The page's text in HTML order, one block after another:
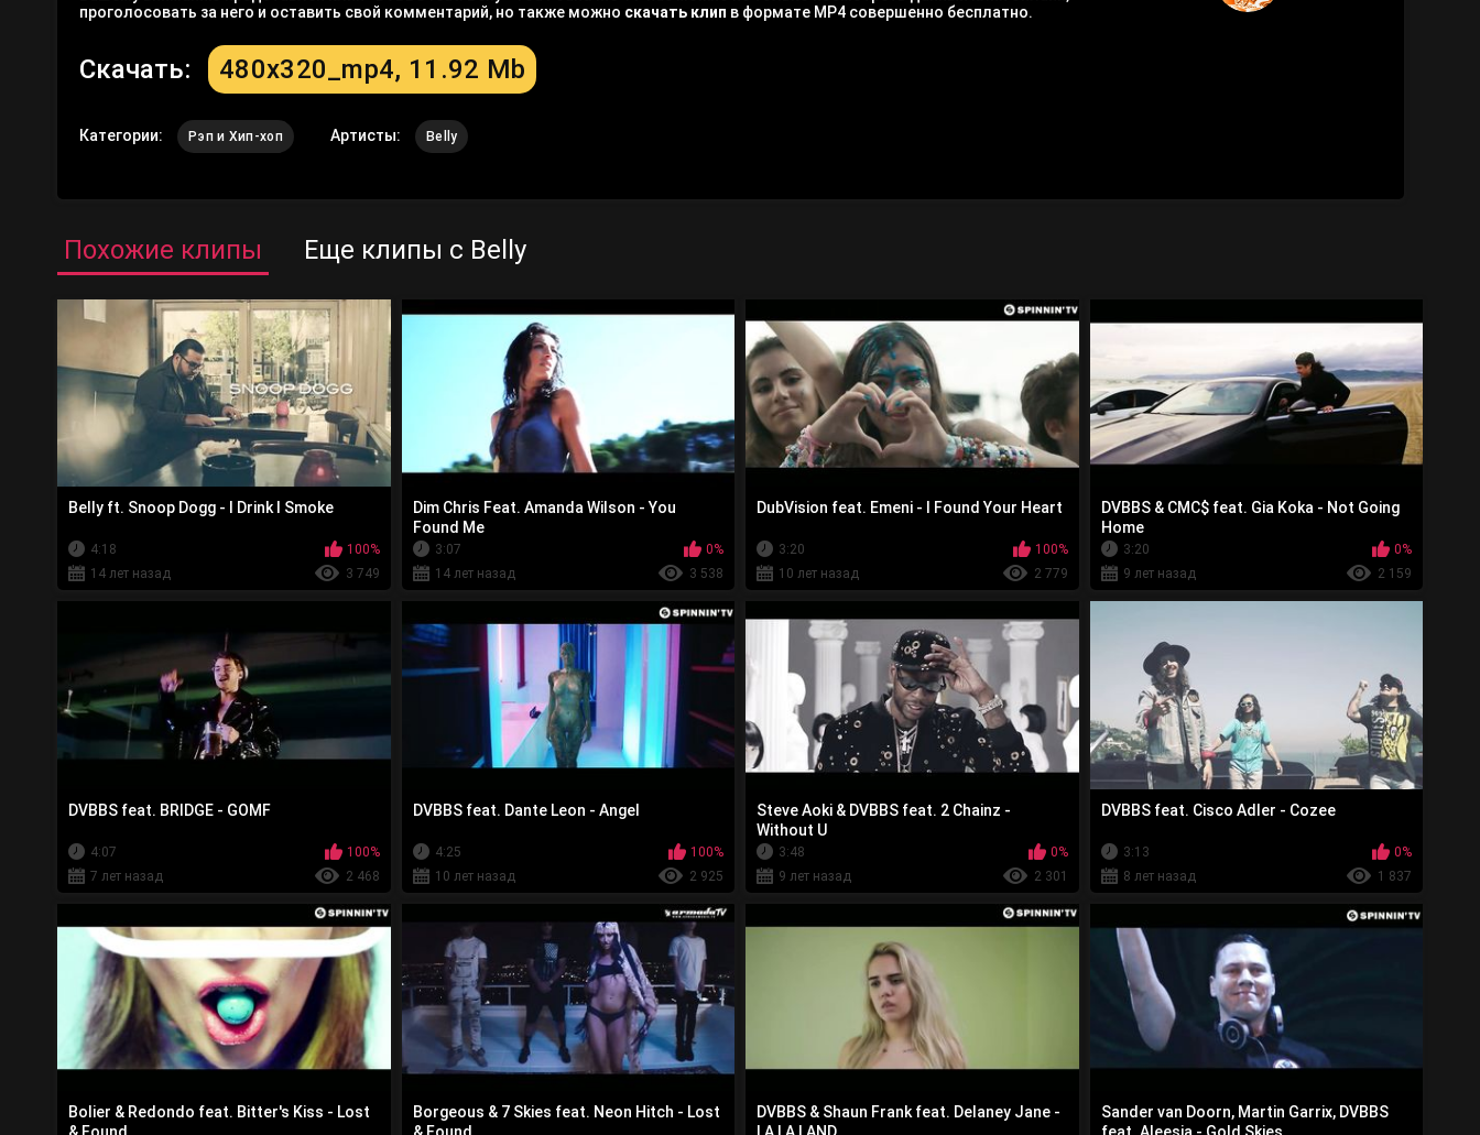
проголосовать за него и оставить свой комментарий, но также можно скачать клип в формате MP4 совершенно бесплатно.
Скачать: 480x320_mp4, 11.92 Mb
Категории: Рэп и Хип-хоп Артисты: Belly
Похожие клипы Еще клипы с Belly
Belly ft. Snoop Dogg - I Drink I Smoke
4:18
100%
14 лет назад
3 749
Dim Chris Feat. Amanda Wilson - You
Found Me
3:07
0%
14 лет назад
3 538
DubVision feat. Emeni - I Found Your Heart
3:20
100%
10 лет назад
2 779
DVBBS & CMC$ feat. Gia Koka - Not Going
Home
3:20
0%
9 лет назад
2 159
DVBBS feat. BRIDGE - GOMF
4:07
100%
7 лет назад
2 468
DVBBS feat. Dante Leon - Angel
4:25
100%
10 лет назад
2 925
Steve Aoki & DVBBS feat. 2 Chainz -
Without U
3:48
0%
9 лет назад
2 301
DVBBS feat. Cisco Adler - Cozee
3:13
0%
8 лет назад
1 837
Bolier & Redondo feat. Bitter's Kiss - Lost
& Found
Borgeous & 7 Skies feat. Neon Hitch - Lost
& Found
DVBBS & Shaun Frank feat. Delaney Jane -
LA LA LAND
Sander van Doorn, Martin Garrix, DVBBS
feat. Aleesia - Gold Skies